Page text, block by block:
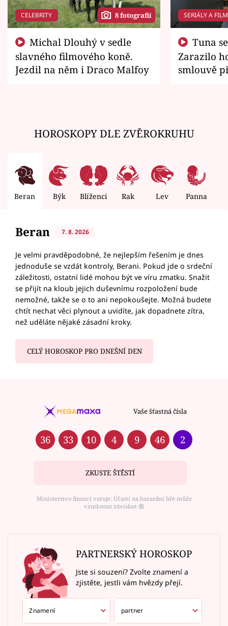
CELEBRITY 8 fotografií
slavného filmového koně.
Jezdil na něm i Draco Malfoy
SERIÁLY A
Zarazilo
smlouvě
HOROSKOPY DLE ZVĚROKRUHU
Beran Býk Blíženci Rak Lev Panna
Beran 7. 8. 2026
Je velmi pravděpodobné, že nejlepším řešením je dnes
jednoduše se vzdát kontroly, Berani. Pokud jde o srdeční
záležitosti, ostatní lidé mohou být ve víru zmatku. Snažit
se přijít na kloub jejich duševnímu rozpoložení bude
nemožné, takže se o to ani nepokoušejte. Možná budete
chtít nechat věci plynout a uvidíte, jak dopadnete zítra,
než uděláte nějaké zásadní kroky.
CELÝ HOROSKOP PRO DNEŠNÍ DEN
Vaše šťastná čísla
36 33 10 4 9 46 2
ZKUSTE ŠTĚSTÍ
Ministerstvo financí varuje: Účastí na hazardní hře může
vzniknout závislost ⑱
PARTNERSKÝ HOROSKOP
Jste si souzení? Zvolte znamení a
zjistěte, jestli vám hvězdy přejí.